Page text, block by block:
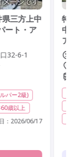
三方上中
ート・ア
32-6-1
パー2級)
歳以上
： 2026/06/17
特
中
ア